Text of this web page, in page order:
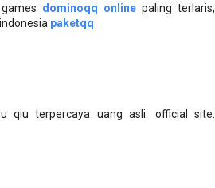
dominoqq onlinepaling terlaris,
paketqq
qiu terpercaya uang asli. official site: